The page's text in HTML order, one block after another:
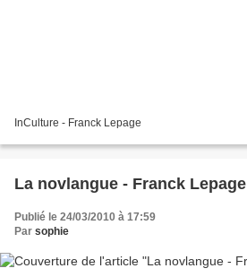
InCulture - Franck Lepage
La novlangue - Franck Lepage
Publié le 24/03/2010 à 17:59
Par sophie